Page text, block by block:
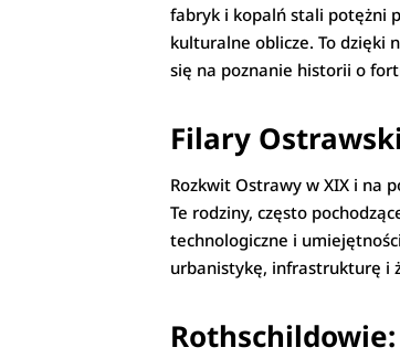
fabryk i kopalń stali potężni
kulturalne oblicze. To dzięki
się na poznanie historii o
Filary
Rozkwit Ostrawy w XIX i na
Te rodziny, często
technologiczne i
urbanistykę, infrastrukturę i